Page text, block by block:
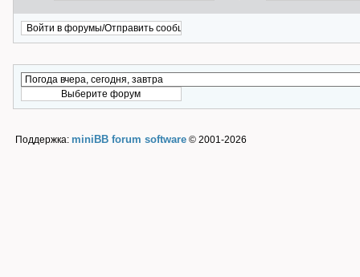
Поддержка: miniBB forum software © 2001-2026